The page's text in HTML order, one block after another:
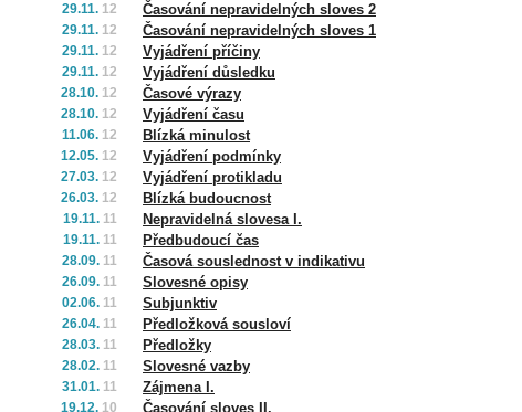
29.11. 12 Časování nepravidelných sloves 2
29.11. 12 Časování nepravidelných sloves 1
29.11. 12 Vyjádření příčiny
29.11. 12 Vyjádření důsledku
28.10. 12 Časové výrazy
28.10. 12 Vyjádření času
11.06. 12 Blízká minulost
12.05. 12 Vyjádření podmínky
27.03. 12 Vyjádření protikladu
26.03. 12 Blízká budoucnost
19.11. 11 Nepravidelná slovesa I.
19.11. 11 Předbudoucí čas
28.09. 11 Časová souslednost v indikativu
26.09. 11 Slovesné opisy
02.06. 11 Subjunktiv
26.04. 11 Předložková sousloví
28.03. 11 Předložky
28.02. 11 Slovesné vazby
31.01. 11 Zájmena I.
19.12. 10 Časování sloves II.